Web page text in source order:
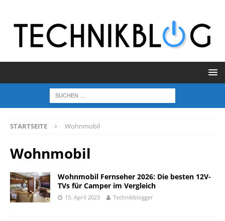
STARTSEITE Wohnmobil
Wohnmobil
Wohnmobil Fernseher 2026: Die besten 12V-
TVs für Camper im Vergleich
15. April 2023 Technikblogger